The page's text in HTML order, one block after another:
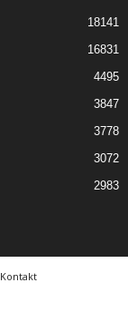
18141
16831
4495
3847
3778
3072
2983
Kontakt